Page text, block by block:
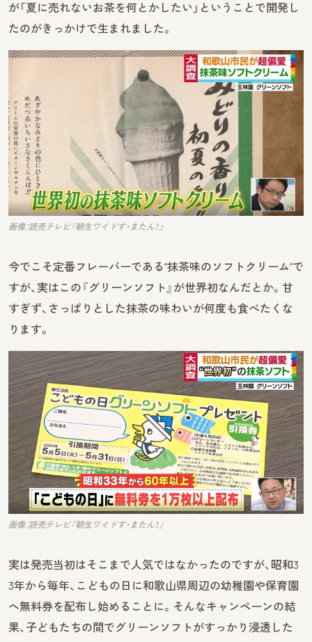
が「夏に売れないお茶を何とかしたい」ということで開発し
たのがきっかけで生まれました。
画像：読売テレビ『朝生ワイドす・またん！』
今でこそ定番フレーバーである“抹茶味のソフトクリーム”で
すが、実はこの『グリーンソフト』が世界初なんだとか。甘
すぎず、さっぱりとした抹茶の味わいが何度も食べたくな
ります。
画像：読売テレビ『朝生ワイドす・またん！』
実は発売当初はそこまで人気ではなかったのですが、昭和3
3年から毎年、こどもの日に和歌山県周辺の幼稚園や保育園
へ無料券を配布し始めることに。そんなキャンペーンの結
果、子どもたちの間でグリーンソフトがすっかり浸透した